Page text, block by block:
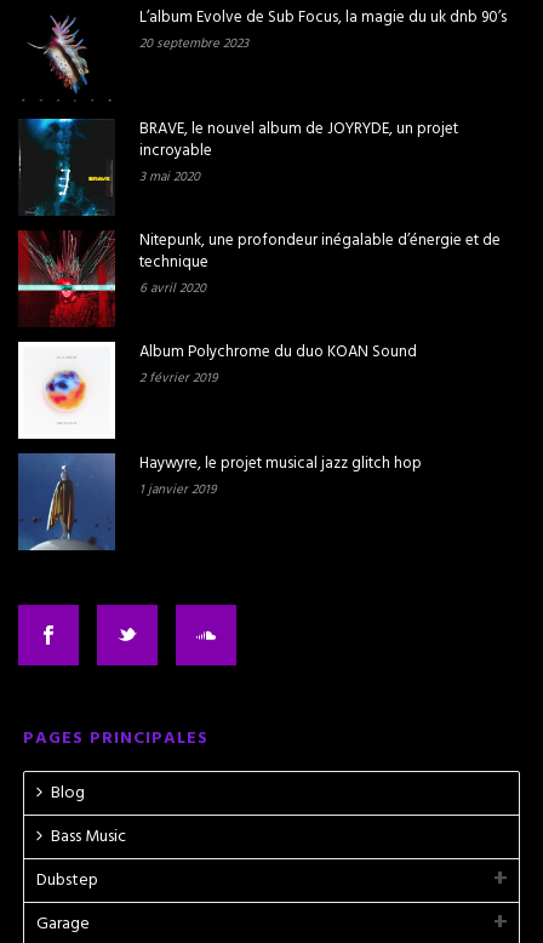
L’album Evolve de Sub Focus, la magie du uk dnb 90’s
20 septembre 2023
BRAVE, le nouvel album de JOYRYDE, un projet
incroyable
3 mai 2020
Nitepunk, une profondeur inégalable d’énergie et de
technique
6 avril 2020
Album Polychrome du duo KOAN Sound
2 février 2019
Haywyre, le projet musical jazz glitch hop
1 janvier 2019
PAGES PRINCIPALES
Blog
Bass Music
Dubstep
Garage